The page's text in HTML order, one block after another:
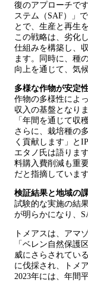
復のアプローチで
ステム（SAF）」
とで、生産と再生
この戦略は、劣化
仕組みを構築し、
ます。同時に、種
向上を通じて、気
多様な作物が安定
作物の多様性によ
収入の基盤となりま
「年間を通じて収
さらに、栽培種の
く貢献します」と
エタノ氏は語りま
料購入費削減も重
だと指摘しています
検証結果と地域の
試験的な実施の結
が明らかになり、
トメアスは、アマ
「ベレン自然保護
威にさらされてい
に伐採され、トメ
2023年には、年間